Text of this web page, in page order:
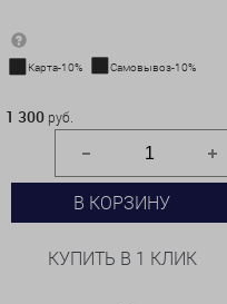
Карта-10% Самовывоз-10%
1 300 руб.
В КОРЗИНУ
КУПИТЬ В 1 КЛИК